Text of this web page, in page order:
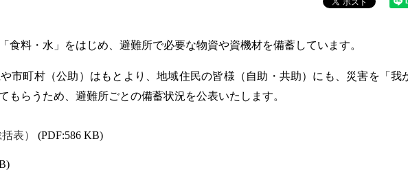
料・水」をはじめ、避難所で必要な物資や資機材を備蓄しています。
市町村（公助）はもとより、地域住民の皆様（自助・共助）にも、災害を「我
もらうため、避難所ごとの備蓄状況を公表いたします。
表）
(PDF:586 KB)